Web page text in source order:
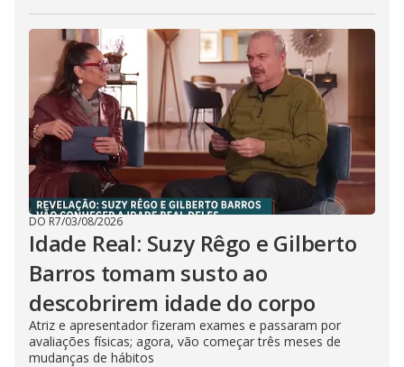
DO R7/03/08/2026
Idade Real: Suzy Rêgo e Gilberto
Barros tomam susto ao
descobrirem idade do corpo
Atriz e apresentador fizeram exames e passaram por
avaliações físicas; agora, vão começar três meses de
mudanças de hábitos